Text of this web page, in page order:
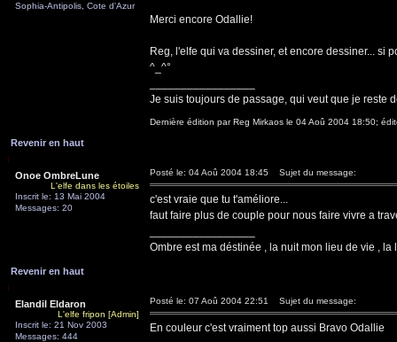
Sophia-Antipolis, Cote d'Azur
Merci encore Odallie!
Reg, l'elfe qui va dessiner, et encore dessiner... si
^_^°
Je suis toujours de passage, qui veut que je reste
Dernière édition par Reg Mirkaos le 04 Aoû 2004 18:50;
Revenir en haut
Onoe OmbreLune
L'elfe dans les étoiles
Inscrit le: 13 Mai 2004
Messages: 20
Posté le: 04 Aoû 2004 18:45 Sujet du message:
c'est vraie que tu t'améliore...
faut faire plus de couple pour nous faire vivre a
Ombre est ma déstinée , la nuit mon lieu de vie , la
Revenir en haut
Elandil Eldaron
L'elfe fripon [Admin]
Inscrit le: 21 Nov 2003
Messages: 444
Posté le: 07 Aoû 2004 22:51 Sujet du message:
En couleur c'est vraiment top aussi Bravo Odallie